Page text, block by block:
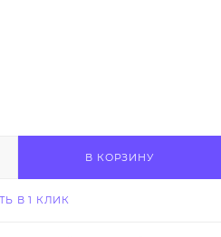
В КОРЗИНУ
В 1 КЛИК